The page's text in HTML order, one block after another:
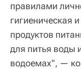
правилами
гигиеническая
продуктов
для питья воды
водоемах", —